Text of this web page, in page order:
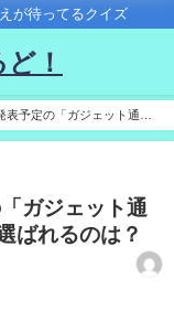
が待ってるクイズ
！
表予定の「ガジェット通信
ガジェット通
ばれるのは？